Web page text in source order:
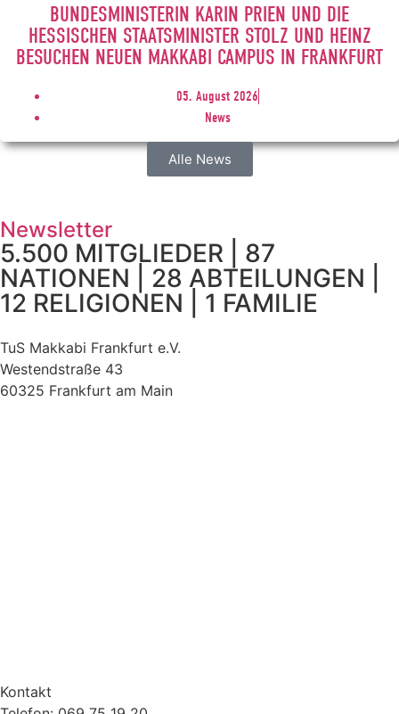
BUNDESMINISTERIN KARIN PRIEN UND DIE
HESSISCHEN STAATSMINISTER STOLZ UND HEINZ
BESUCHEN NEUEN MAKKABI CAMPUS IN FRANKFURT
05. August 2026
News
Alle News
Newsletter
5.500 MITGLIEDER | 87
NATIONEN | 28 ABTEILUNGEN |
12 RELIGIONEN | 1 FAMILIE
TuS Makkabi Frankfurt e.V.
Westendstraße 43
60325 Frankfurt am Main
Kontakt